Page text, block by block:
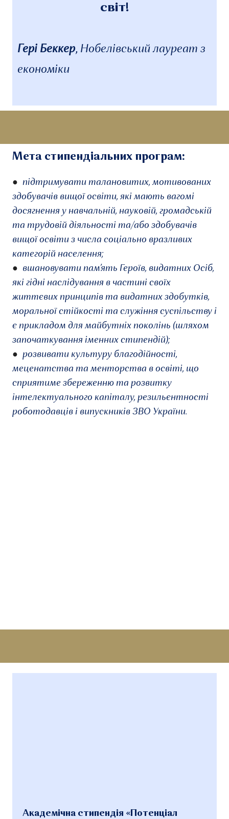
світ!
Гері Беккер, Нобелівський лауреат з
економіки
Мета стипендіальних програм:
● підтримувати талановитих, мотивованих
здобувачів вищої освіти, які мають вагомі
досягнення у навчальній, науковій, громадській
та трудовій діяльності та/або здобувачів
вищої освіти з числа соціально вразливих
категорій населення;
● вшановувати пам’ять Героїв, видатних Осіб,
які гідні наслідування в частині своїх
життєвих принципів та видатних здобутків,
моральної стійкості та служіння суспільству і
є прикладом для майбутніх поколінь (шляхом
започаткування іменних стипендій);
● розвивати культуру благодійності,
меценатства та менторства в освіті, що
сприятиме збереженню та розвитку
інтелектуального капіталу, резильєнтності
роботодавців і випускників ЗВО України.
Академічна стипендія «Потенціал